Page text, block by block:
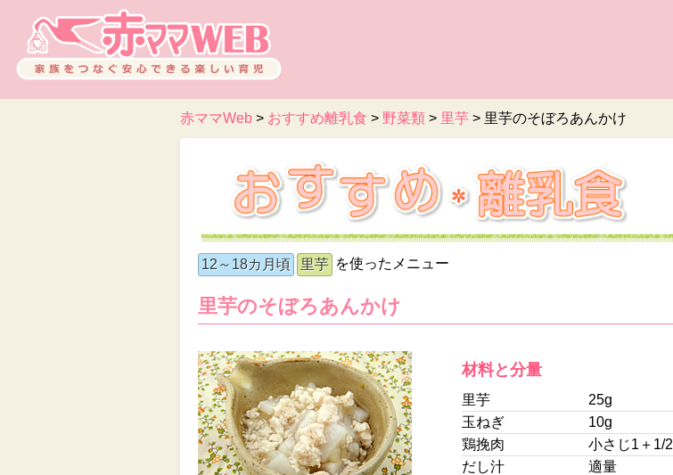
赤ママWeb > おすすめ離乳食 > 野菜類 > 里芋 > 里芋のそぼろあんかけ
12～18カ月頃 里芋 を使ったメニュー
里芋のそぼろあんかけ
材料と分量
里芋
25g
玉ねぎ
10g
鶏挽肉
小さじ1＋1/2
だし汁
適量